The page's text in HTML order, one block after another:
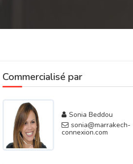
Commercialisé par
Sonia Beddou
sonia@marrakech-
connexion.com